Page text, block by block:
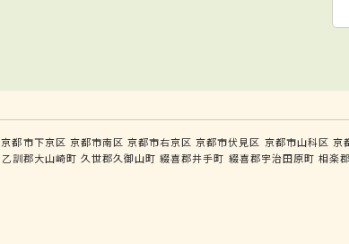
京都市下京区 京都市南区 京都市右京区 京都市伏見区 京都市山科区 京
乙訓郡大山崎町 久世郡久御山町 綴喜郡井手町 綴喜郡宇治田原町 相楽